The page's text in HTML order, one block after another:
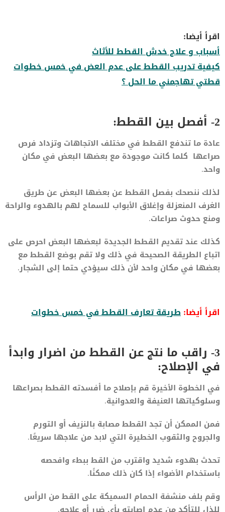
اقرأ أيضا:
أسباب و علاج خدش القطط للأثاث
كيفية تدريب القطط على عدم العض في خمس خطوات
قطتي تهاجمني ما الحل ؟
2- أفصل بين القطط:
عادة ما تندفع القطط في مختلف الاتجاهات وتزداد فرص
صراعها كلما كانت موجودة مع بعضها البعض في مكان
واحد.
لذلك ننصحك بفصل القطط عن بعضها البعض عن طريق
الغرف المنعزلة وإغلاق الأبواب للسماح لهم بالهدوء والراحة
ومنع حدوث صراعات.
كذلك عند تقديم القطط الجديدة لبعضها البعض احرص على
اتباع الطريقة الصحيحة في ذلك ولا تقم بوضع القطط مع
بعضها في مكان واحد لأن ذلك سيؤدي حتما إلى الشجار.
اقرأ أيضا:طريقة تعارف القطط في خمس خطوات
3- راقب ما نتج عن القطط من اضرار وابدأ
في الإصلاح:
في الخطوة الأخيرة قم بإصلاح ما أفسدته القطط بصراعها
وسلوكياتها العنيفة والعدوانية.
فمن الممكن أن تجد القطط مصابة بالنزيف أو التورم
والجروح والثقوب الخطيرة التي لابد من علاجها سريعًا.
تحدث بهدوء شديد واقترب من القط ببطء وافحصه
باستخدام الأضواء إذا كان ذلك ممكنًا.
وقم بلف منشفة الحمام السميكة على القط من الرأس